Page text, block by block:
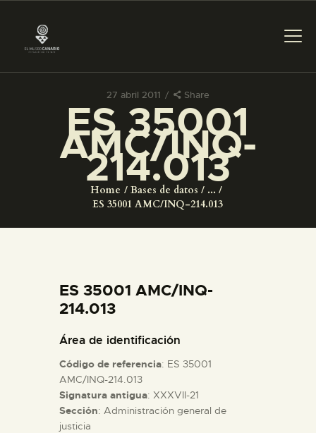
27 abril 2011 Share
ES 35001
AMC/INQ-
214.013
Home Bases de datos
...
ES 35001 AMC/INQ-214.013
PREPARAR LA VISITA
ACTIVIDADES
COLECCIONES
ESPAÑOL
PREPARAR LA VISITA
ES 35001 AMC/INQ-
214.013
Área de identificación
Código de referencia: ES 35001
AMC/INQ-214.013
Signatura antigua: XXXVII-21
Sección: Administración general de
justicia